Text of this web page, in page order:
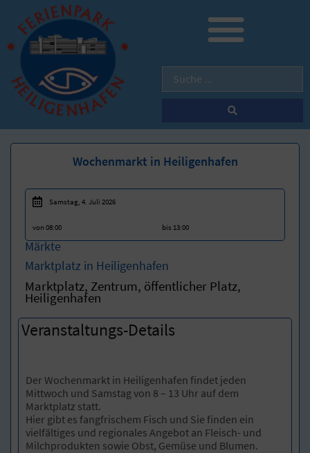
Wochenmarkt in Heiligenhafen
Samstag, 4. Juli 2026
von 08:00 bis 13:00
Märkte
Marktplatz in Heiligenhafen
Marktplatz, Zentrum, öffentlicher Platz,
Heiligenhafen
Veranstaltungs-Details
Der Wochenmarkt in Heiligenhafen findet jeden
Mittwoch und Samstag von 8 – 13 Uhr auf dem
Marktplatz statt.
Hier gibt es fangfrischem Fisch und Sie finden ein
vielfältiges und regionales Angebot an Fleisch- und
Milchprodukten sowie Obst, Gemüse und Blumen.